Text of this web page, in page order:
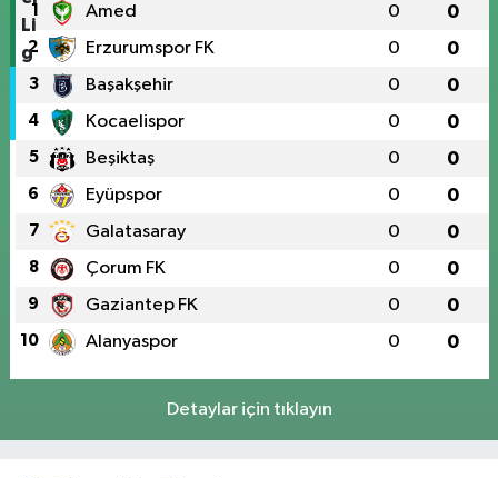
1 Amed 0 0
2 Erzurumspor FK 0 0
3 Başakşehir 0 0
4 Kocaelispor 0 0
5 Beşiktaş 0 0
6 Eyüpspor 0 0
7 Galatasaray 0 0
8 Çorum FK 0 0
9 Gaziantep FK 0 0
10 Alanyaspor 0 0
Detaylar için tıklayın